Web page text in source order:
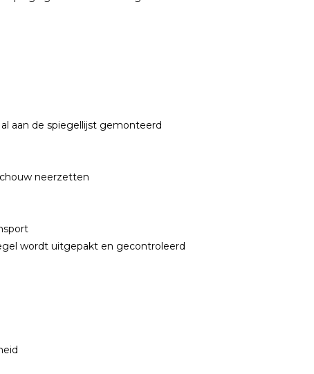
aan de spiegellijst gemonteerd
neerzetten
wordt uitgepakt en gecontroleerd